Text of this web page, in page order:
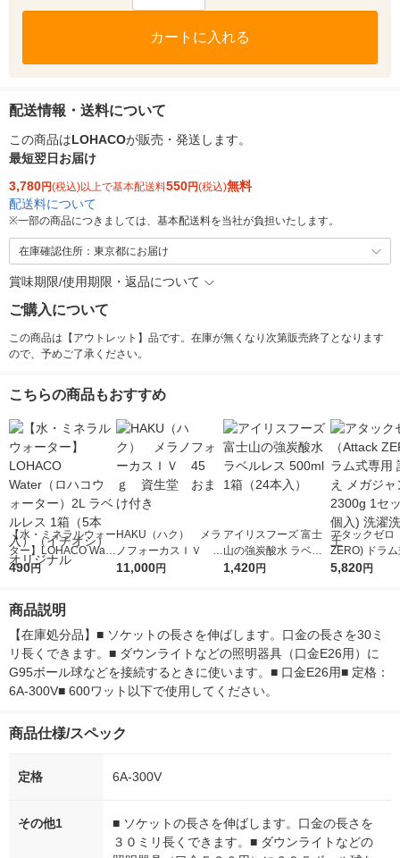
カートに入れる
配送情報・送料について
この商品はLOHACOが販売・発送します。
最短翌日お届け
3,780円(税込)以上で基本配送料550円(税込)無料
配送料について
※一部の商品につきましては、基本配送料を当社が負担いたします。
在庫確認住所：東京都にお届け
賞味期限/使用期限・返品について
ご購入について
この商品は【アウトレット】品です。在庫が無くなり次第販売終了となります
ので、予めご了承ください。
こちらの商品もおすすめ
【水・ミネラルウォー
ター】LOHACO Wate
r（ロハコウォータ
シ） オリジナル
490円
HAKU（ハク） メラ
ノフォーカスＩＶ 4
5ｇ 資生堂 おまけ
11,000円
アイリスフーズ 富士
山の強炭酸水 ラベル
レス 500ml 1箱（24
1,420円
アタックゼロ
ZERO) ドラ
詰め替え メガ
5,820円
商品説明
【在庫処分品】■ ソケットの長さを伸ばします。口金の長さを30ミ
リ長くできます。■ ダウンライトなどの照明器具（口金E26用）に
G95ボール球などを接続するときに使います。■ 口金E26用■ 定格：
6A-300V■ 600ワット以下で使用してください。
商品仕様/スペック
定格 6A-300V
その他1
■ ソケットの長さを伸ばします。口金の長さを
３０ミリ長くできます。■ ダウンライトなどの